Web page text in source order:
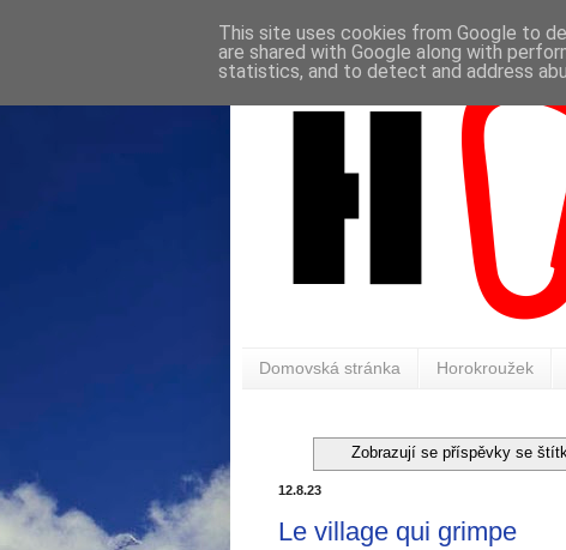
Domovská stránka Horokroužek
Zobrazují se příspěvky se
12.8.23
Le village qui grimpe
This site uses cookies from Google to
are shared with Google along with
statistics, and to detect and address